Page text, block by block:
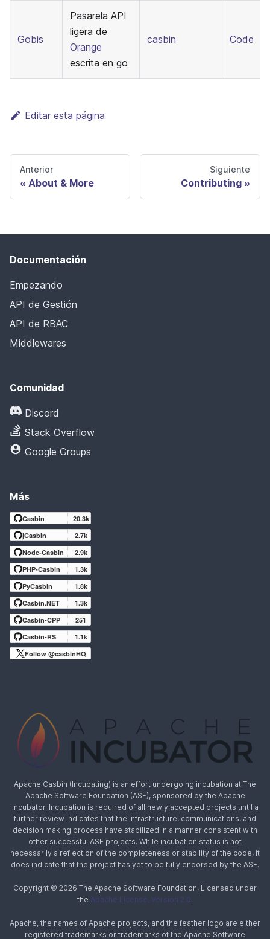
Gobis
Pasarela API
ligera de
Orange
escrita en go
casbin Code
Editar esta página
Anterior
About & More
Siguiente
Contributing
Documentación
Empezando
API de Gestión
API de RBAC
Middlewares
Comunidad
Discord
Stack Overflow
Google Groups
Más
Casbin
20.3k
jCasbin
2.7k
Node-Casbin
2.9k
PHP-Casbin
1.3k
PyCasbin
1.8k
Casbin.NET
1.3k
Casbin-CPP
251
Casbin-RS
1.1k
Follow @casbinHQ
Apache Casbin (Incubating) is an effort undergoing incubation at The
Apache Software Foundation (ASF), sponsored by the Apache
Incubator. Incubation is required of all newly accepted projects until a
further review indicates that the infrastructure, communications, and
decision making process have stabilized in a manner consistent with
other successful ASF projects. While incubation status is not
necessarily a reflection of the completeness or stability of the code, it
does indicate that the project has yet to be fully endorsed by the ASF.
Copyright © 2026 The Apache Software Foundation, Licensed under
the Apache License, Version 2.0.
Apache, the names of Apache projects, and the feather logo are either
registered trademarks or trademarks of the Apache Software